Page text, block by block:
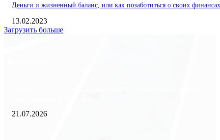
Деньги и жизненный баланс, или как позаботиться о своих финансах
13.02.2023
Загрузить больше
21.07.2026